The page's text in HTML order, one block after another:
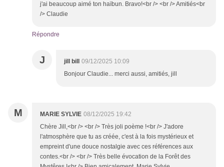
j'ai beaucoup aimé ton haïbun. Bravo!<br /> <br /> Amitiés<br
/> Claudie
Répondre
J jill bill
09/12/2025 10:09
Bonjour Claudie... merci aussi, amitiés, jill
M MARIE SYLVIE 08/12/2025 19:42
Chère Jill,<br /> <br /> Très joli poème !<br /> J'adore
l'atmosphère que tu as créée, c'est à la fois mystérieux et
empreint d'une douce nostalgie avec ces références aux
contes.<br /> <br /> Très belle évocation de la Forêt des